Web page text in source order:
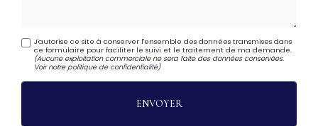
J'autorise ce site à conserver l'ensemble des données transmises dans
ce formulaire pour faciliter le suivi et le traitement de ma demande.
(Aucune exploitation commerciale ne sera faite des données conservées.
Voir notrepolitique de confidentialité)